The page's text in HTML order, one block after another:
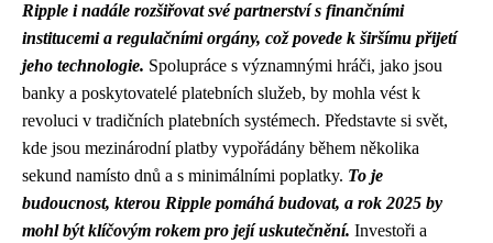
Ripple i nadále rozšiřovat své partnerství s finančními
institucemi a regulačními orgány, což povede k širšímu přijetí
jeho technologie. Spolupráce s významnými hráči, jako jsou
banky a poskytovatelé platebních služeb, by mohla vést k
revoluci v tradičních platebních systémech. Představte si svět,
kde jsou mezinárodní platby vypořádány během několika
sekund namísto dnů a s minimálními poplatky. To je
budoucnost, kterou Ripple pomáhá budovat, a rok 2025 by
mohl být klíčovým rokem pro její uskutečnění. Investoři a